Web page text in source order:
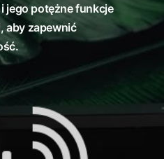
jego potężne funkcje
aby zapewnić